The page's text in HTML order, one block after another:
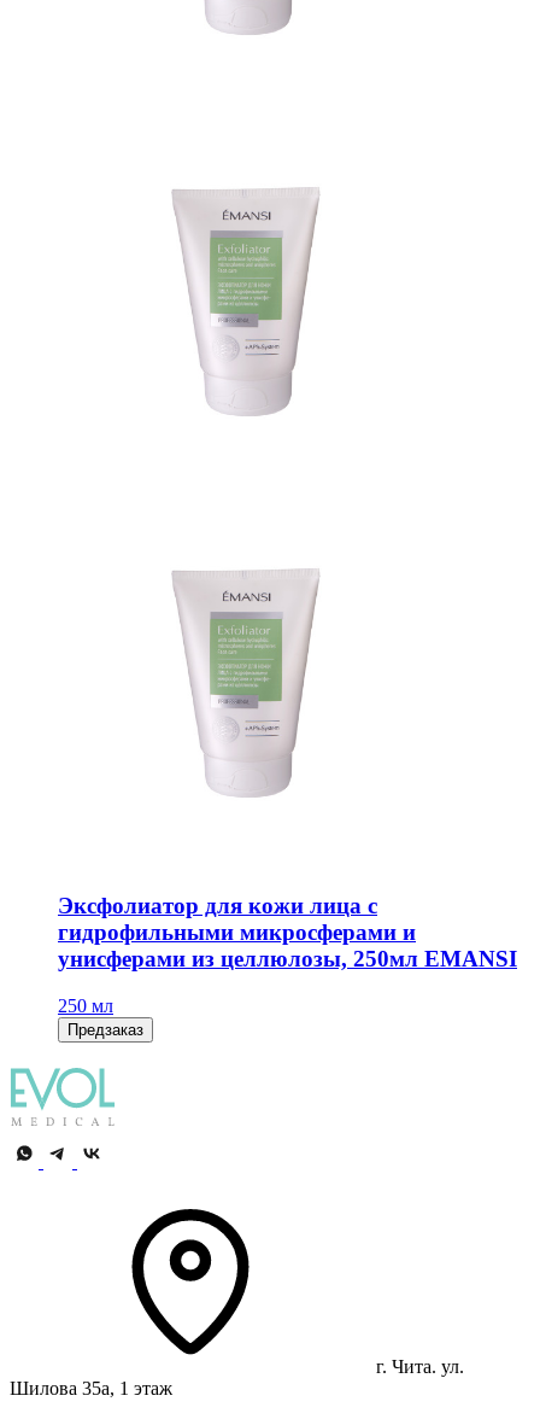
Эксфолиатор для кожи лица с
гидрофильными микросферами и
унисферами из целлюлозы, 250мл EMANSI
250 мл
Предзаказ
г. Чита. ул.
Шилова 35а, 1 этаж